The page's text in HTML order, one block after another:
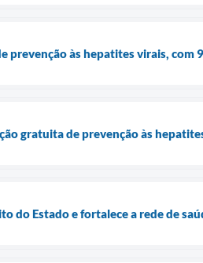
prevenção às hepatites virais, com
gratuita de prevenção às
do Estado e fortalece a rede de